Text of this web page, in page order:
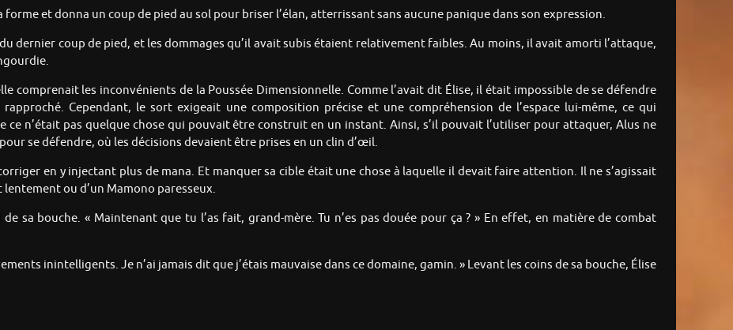
forme et donna un coup de pied au sol pour briser l’élan, atterrissant sans aucune panique dans son expression.
dernier coup de pied, et les dommages qu’il avait subis étaient relativement faibles. Au moins, il avait amorti l’attaque,
comprenait les inconvénients de la Poussée Dimensionnelle. Comme l’avait dit Élise, il était impossible de se défendre
Cependant, le sort exigeait une composition précise et une compréhension de l’espace lui-même, ce qui
n’était pas quelque chose qui pouvait être construit en un instant. Ainsi, s’il pouvait l’utiliser pour attaquer, Alus ne
se défendre, où les décisions devaient être prises en un clin d’œil.
en y injectant plus de mana. Et manquer sa cible était une chose à laquelle il devait faire attention. Il ne s’agissait
ou d’un Mamono paresseux.
sa bouche. « Maintenant que tu l’as fait, grand-mère. Tu n’es pas douée pour ça ? » En effet, en matière de combat
inintelligents. Je n’ai jamais dit que j’étais mauvaise dans ce domaine, gamin. » Levant les coins de sa bouche, Élise